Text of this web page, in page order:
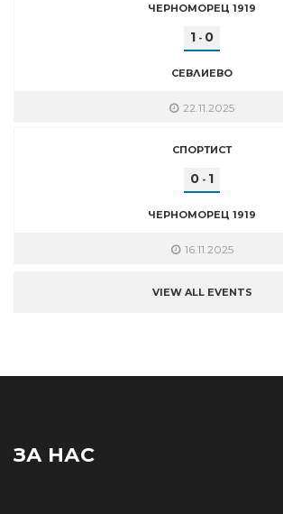
ЧЕРНОМОРЕЦ 1919
1 - 0
СЕВЛИЕВО
22.11.2025
СПОРТИСТ
0 - 1
ЧЕРНОМОРЕЦ 1919
16.11.2025
VIEW ALL EVENTS
ЗА НАС